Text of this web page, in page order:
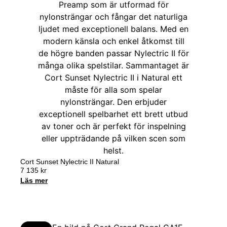
Cort Sunset Nylectric II Natural
7 135 kr
Läs mer